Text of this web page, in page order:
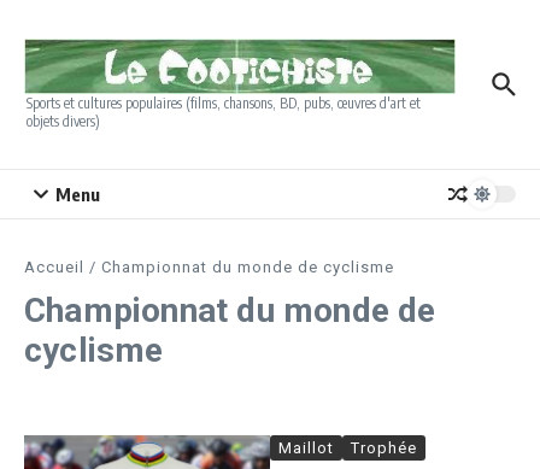
Sports et cultures populaires (films, chansons, BD, pubs, œuvres d'art et
objets divers)
Menu
Accueil / Championnat du monde de cyclisme
Championnat du monde de
cyclisme
Maillot Trophée